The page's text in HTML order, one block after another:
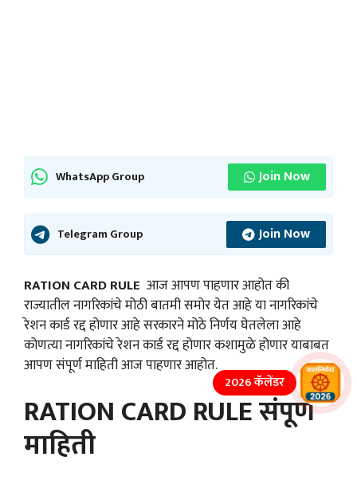
WhatsApp Group Join Now
Telegram Group Join Now
RATION CARD RULE आज आपण पाहणार आहोत की
राज्यातील नागरिकांचे मोठी बातमी समोर येत आहे या नागरिकांचे
रेशन कार्ड रद्द होणार आहे सरकारने मोठे निर्णय घेतलेला आहे
कोणत्या नागरिकांचे रेशन कार्ड रद्द होणार कशामुळे होणार याबाबत
आपण संपूर्ण माहिती आज पाहणार आहोत.
RATION CARD RULE संपूर्ण
माहिती
2026 कॅलेंडर